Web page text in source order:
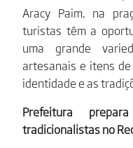
Aracy Paim, na
turistas têm a
uma grande
artesanais e itens
identidade e as
Prefeitura
tradicionalistas no